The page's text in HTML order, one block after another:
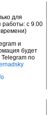
для
работы: с 9.00
и
будет
Telegram по